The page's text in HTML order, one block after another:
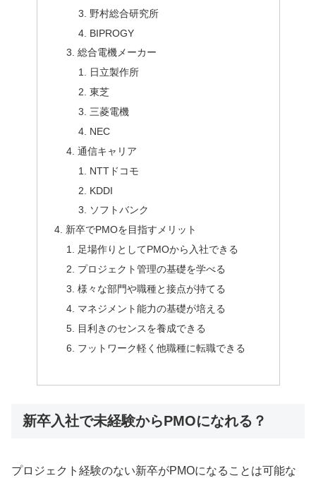
野村総合研究所
BIPROGY
総合電機メーカー
日立製作所
東芝
三菱電機
NEC
通信キャリア
NTTドコモ
KDDI
ソフトバンク
新卒でPMOを目指すメリット
足場作りとしてPMOから入社できる
プロジェクト管理の基礎を学べる
様々な部門や職種と接点が持てる
マネジメント能力の基礎が培える
目利きのセンスを養成できる
フットワーク軽く他職種に転職できる
新卒入社で未経験からPMOになれる？
プロジェクト経験のない新卒がPMOになることは可能な